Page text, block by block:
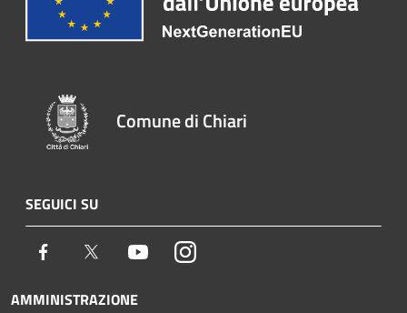
Comune di Chiari
SEGUICI SU
Facebook Twitter YoutubeInstagram
AMMINISTRAZIONE